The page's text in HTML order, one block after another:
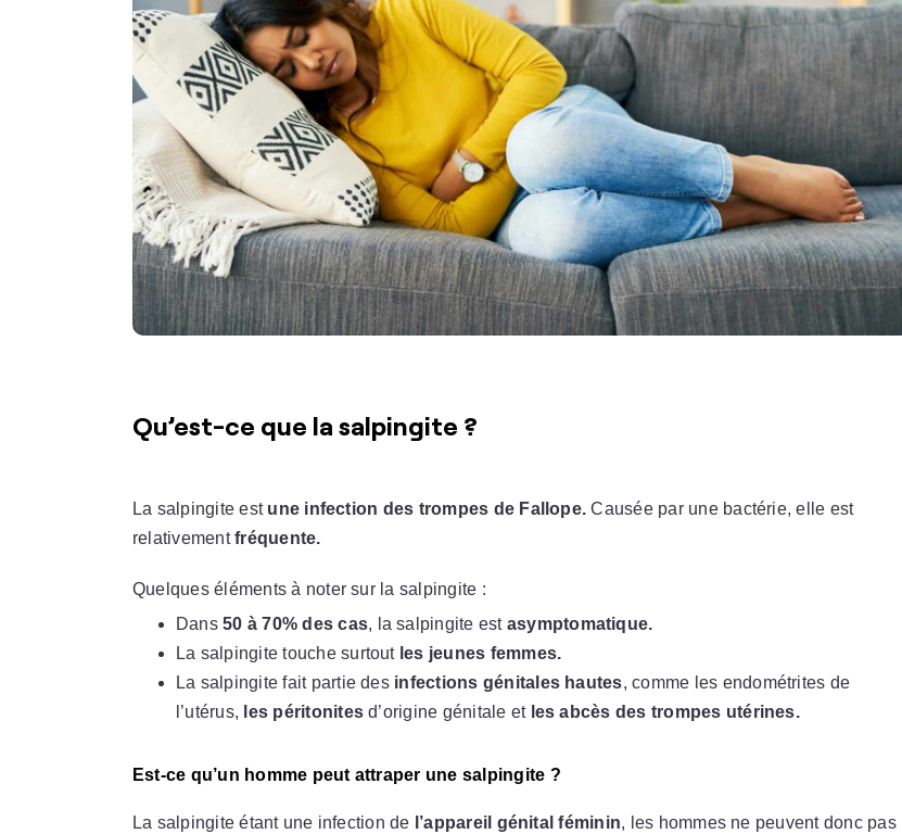
Qu’est-ce que la salpingite ?
La salpingite est une infection des trompes de Fallope. Causée par une bactérie, elle est
relativementfréquente.
Quelques éléments à noter sur la salpingite :
Dans50 à 70% des cas, la salpingite est asymptomatique.
La salpingite touche surtout les jeunes femmes.
La salpingite fait partie des infections génitales hautes, comme les endométrites de
l’utérus, les péritonites d’origine génitale et les abcès des trompes utérines.
Est-ce qu’un homme peut attraper une salpingite ?
La salpingite étant une infection de l’appareil génital féminin, les hommes ne peuvent donc pas